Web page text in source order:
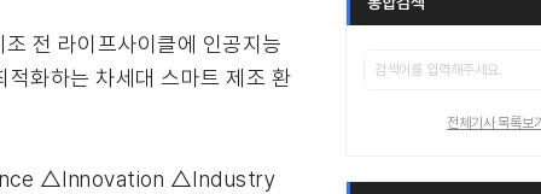
전 라이프사이클에 인공지능
화하는 차세대 스마트 제조 환
△Innovation △Industry
전체기사 목록보